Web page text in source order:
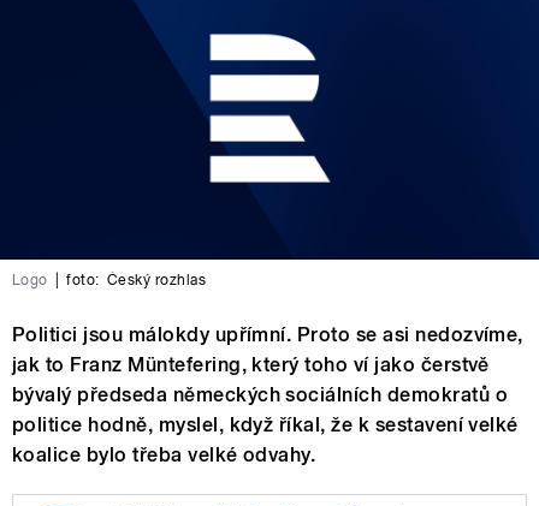
Logo foto: Český rozhlas
Politici jsou málokdy upřímní. Proto se asi nedozvíme,
jak to Franz Müntefering, který toho ví jako čerstvě
bývalý předseda německých sociálních demokratů o
politice hodně, myslel, když říkal, že k sestavení velké
koalice bylo třeba velké odvahy.